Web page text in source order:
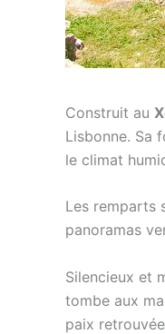
Construit au
Lisbonne. Sa
le climat
Les remparts
panoramas
Silencieux et
tombe aux
paix